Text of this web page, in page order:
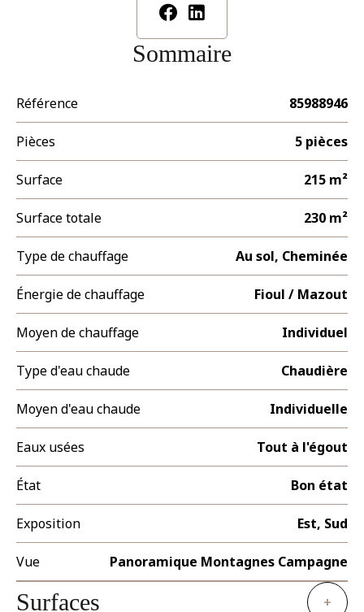
Sommaire
Référence 85988946
Pièces 5 pièces
Surface 215 m²
Surface totale 230 m²
Type de chauffage Au sol, Cheminée
Énergie de chauffage Fioul / Mazout
Moyen de chauffage Individuel
Type d'eau chaude Chaudière
Moyen d'eau chaude Individuelle
Eaux usées Tout à l'égout
État Bon état
Exposition Est, Sud
Vue Panoramique Montagnes Campagne
Surfaces +